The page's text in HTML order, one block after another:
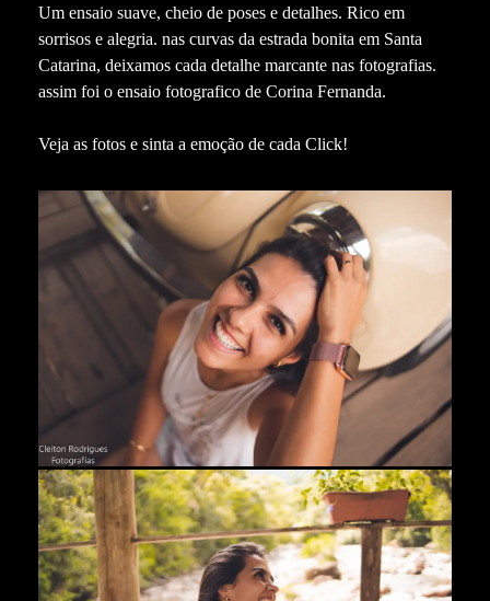
Um ensaio suave, cheio de poses e detalhes. Rico em
sorrisos e alegria. nas curvas da estrada bonita em Santa
Catarina, deixamos cada detalhe marcante nas fotografias.
assim foi o ensaio fotografico de Corina Fernanda.
Veja as fotos e sinta a emoção de cada Click!